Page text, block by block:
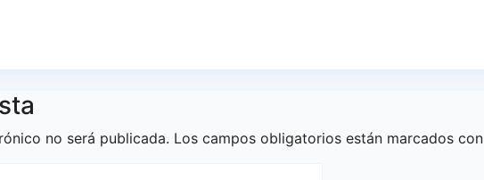
no será publicada. Los campos obligatorios están marcados con